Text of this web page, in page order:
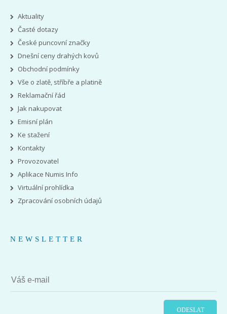
Aktuality
Časté dotazy
České puncovní značky
Dnešní ceny drahých kovů
Obchodní podmínky
Vše o zlatě, stříbře a platině
Reklamační řád
Jak nakupovat
Emisní plán
Ke stažení
Kontakty
Provozovatel
Aplikace Numis Info
Virtuální prohlídka
Zpracování osobních údajů
NEWSLETTER
ODESLAT